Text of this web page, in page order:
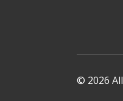
© 2026